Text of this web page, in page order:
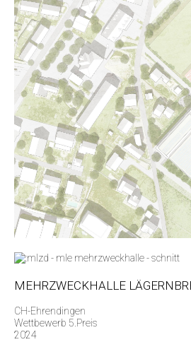
MEHRZWECKHALLE
CH-Ehrendingen
Wettbewerb 5.Preis
2024